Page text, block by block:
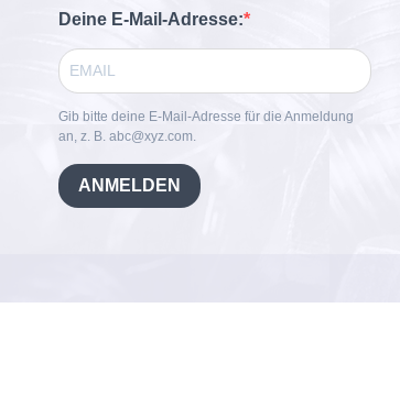
Deine E-Mail-Adresse:
Gib bitte deine E-Mail-Adresse für die Anmeldung
an, z. B. abc@xyz.com.
ANMELDEN